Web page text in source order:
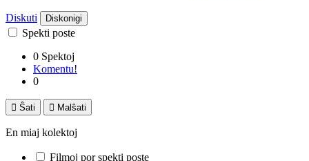
Diskuti Diskonigi
Spekti poste
0 Spektoj
Komentu!
0
 Ŝati  Malŝati
En miaj kolektoj
Filmoj por spekti poste